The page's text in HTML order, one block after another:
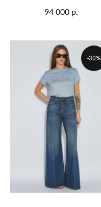
94 000 р.
-30%